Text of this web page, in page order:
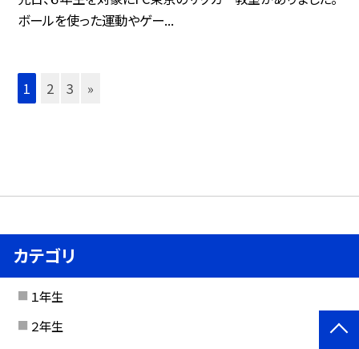
ボールを使った運動やゲー...
1 2 3 »
カテゴリ
１年生
２年生